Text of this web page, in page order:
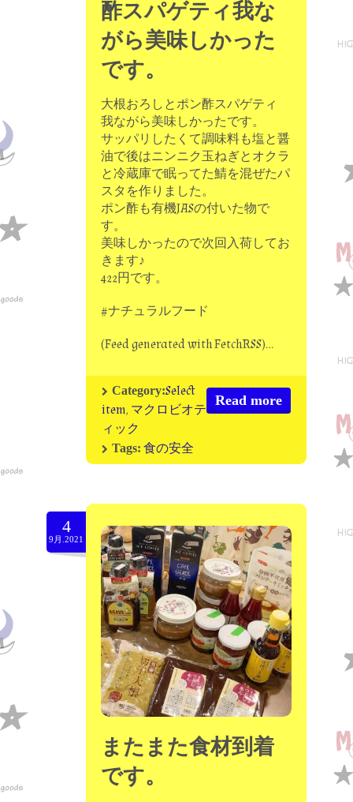
酢スパゲティ我な
がら美味しかった
です。
大根おろしとポン酢スパゲティ
我ながら美味しかったです。
サッパリしたくて調味料も塩と醤
油で後はニンニク玉ねぎとオクラ
と冷蔵庫で眠ってた鯖を混ぜたパ
スタを作りました。
ポン酢も有機JASの付いた物で
す。
美味しかったので次回入荷してお
きます♪
422円です。
#ナチュラルフード
(Feed generated with FetchRSS)…
Read more
Category:Select
item, マクロビオテ
ィック
Tags: 食の安全
4
9月.2021
またまた食材到着
です。